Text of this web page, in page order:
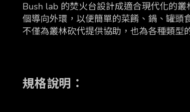
Bush lab 的焚火台設計成適合現代化的
個導向外環，以便簡單的菜餚、鍋、罐頭
不僅為叢林砍代提供協助，也為各種類型
規格說明：